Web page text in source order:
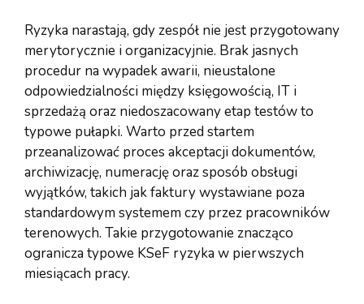
Ryzyka narastają, gdy zespół nie jest przygotowany
merytorycznie i organizacyjnie. Brak jasnych
procedur na wypadek awarii, nieustalone
odpowiedzialności między księgowością, IT i
sprzedażą oraz niedoszacowany etap testów to
typowe pułapki. Warto przed startem
przeanalizować proces akceptacji dokumentów,
archiwizację, numerację oraz sposób obsługi
wyjątków, takich jak faktury wystawiane poza
standardowym systemem czy przez pracowników
terenowych. Takie przygotowanie znacząco
ogranicza typowe KSeF ryzyka w pierwszych
miesiącach pracy.